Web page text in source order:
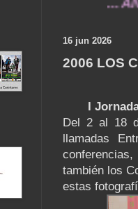
...
16 jun 2026
2006 LOS
I
Del 2 al 18
llamadas
también los
estas